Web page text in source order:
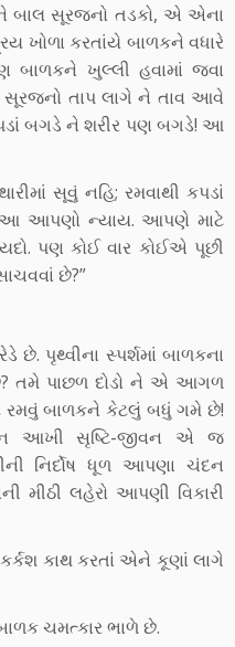
બાલ સૂરજનો તડકો, એ એના
ખોળા કરતાંયે બાળકને વધારે
બાળકને ખુલ્લી હવામાં જવા
તાપ લાગે ને તાવ આવે
બગડે ને શરીર પણ બગડે! આ
સૂવું નહિ; રમવાથી કપડાં
આ આપણો ન્યાય. આપણે માટે
પણ કોઈ વાર કોઈએ પૂછી
છે?”
છે. પૃથ્વીના સ્પર્શમાં બાળકના
તમે પાછળ દોડો ને એ આગળ
રમવું બાળકને કેટલું બધું ગમે છે!
આખી સૃષ્ટિ-જીવન એ જ
નિર્દોષ ધૂળ આપણા ચંદન
મીઠી લહેરો આપણી વિકારી
કાથ કરતાં એને કૂણાં લાગે
ચમત્કાર ભાળે છે.